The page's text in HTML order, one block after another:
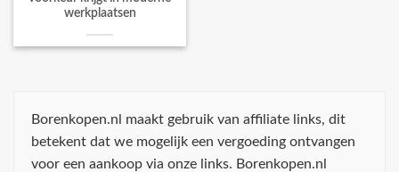
werkplaatsen
Borenkopen.nl maakt gebruik van affiliate links, dit
betekent dat we mogelijk een vergoeding ontvangen
voor een aankoop via onze links. Borenkopen.nl